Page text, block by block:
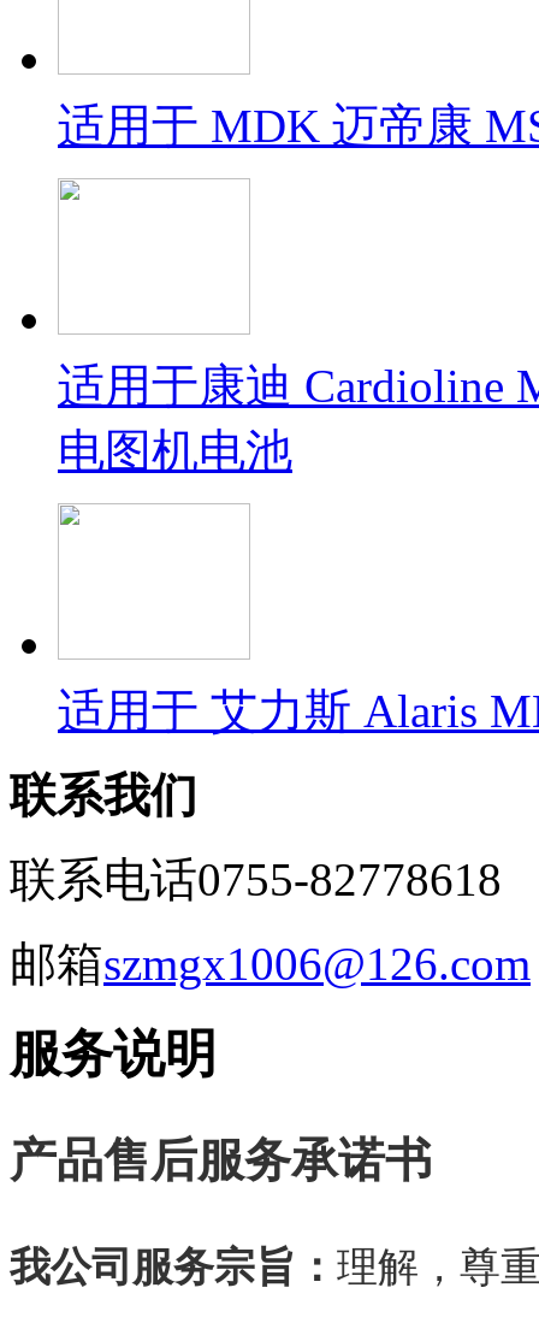
适用于 MDK 迈帝康
适用于康迪 Cardioline
电图机电池
适用于 艾力斯 Alaris
联系我们
联系电话0755-82778618
邮箱szmgx1006@126.com
服务说明
产品售后服务承诺书
我公司服务宗旨： 理解，尊